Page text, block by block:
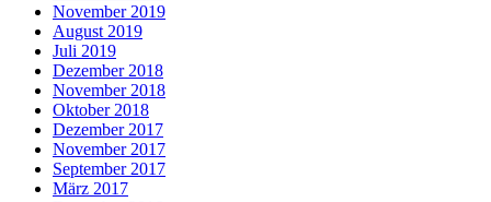
November 2019
August 2019
Juli 2019
Dezember 2018
November 2018
Oktober 2018
Dezember 2017
November 2017
September 2017
März 2017